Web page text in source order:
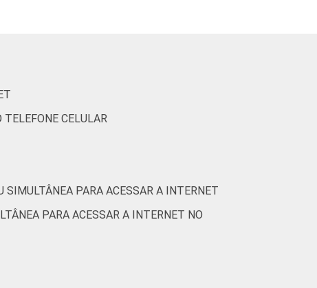
39
60 37 1 0 1
CELULAR
PARA ACESSAR A INTERNET
PARA ACESSAR A INTERNET NO